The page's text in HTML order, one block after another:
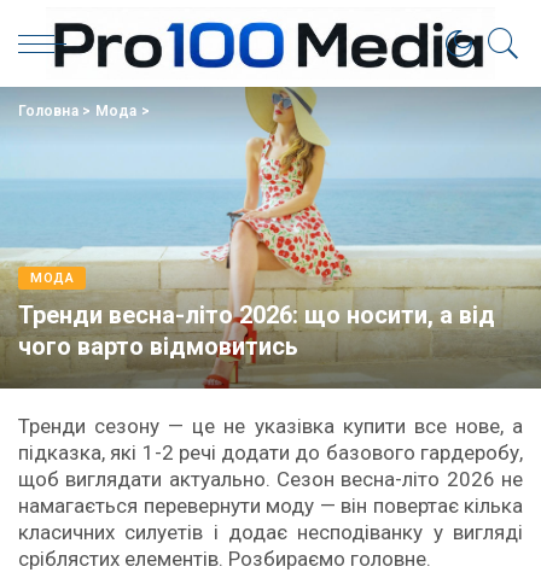
Головна> Мода >
МОДА
Тренди весна-літо 2026: що носити, а від
чого варто відмовитись
Тренди сезону — це не указівка купити все нове, а
підказка, які 1-2 речі додати до базового гардеробу,
щоб виглядати актуально. Сезон весна-літо 2026 не
намагається перевернути моду — він повертає кілька
класичних силуетів і додає несподіванку у вигляді
сріблястих елементів. Розбираємо головне.